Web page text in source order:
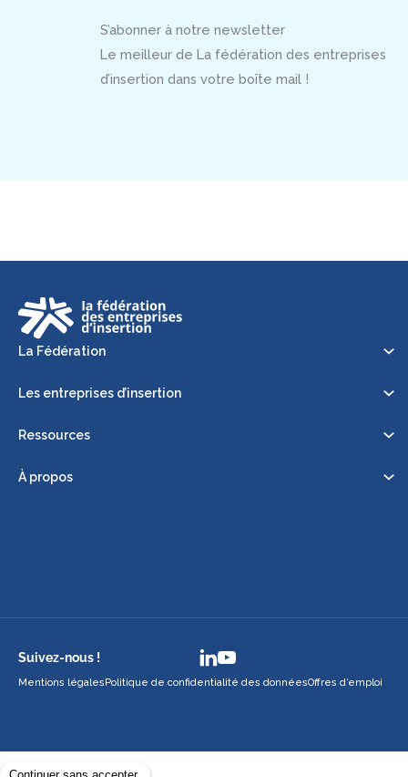
S’abonner à notre newsletter
Le meilleur de La fédération des entreprises
d’insertion dans votre boîte mail !
La Fédération
Les entreprises d’insertion
Ressources
À propos
Suivez-nous !
Mentions légalesPolitique de confidentialité des donnéesOffres d’emploi